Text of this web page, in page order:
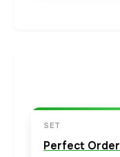
SET
Perfect Order